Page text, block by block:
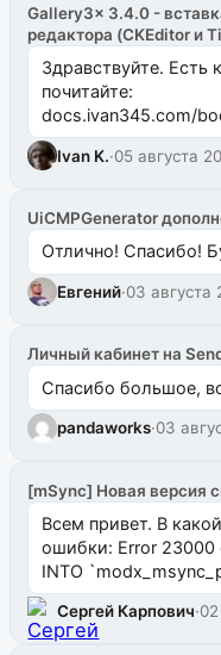
Gallery3x 3.4.0 -
редактора (CKEditor и
Здравствуйте. Есть
почитайте:
docs.ivan345.com/
ms2galleryphp
Ivan K.·05 августа
UiCMPGenerator
Отлично! Спасибо!
Евгений·03 августа
Личный кабинет на
Спасибо большое,
pandaworks·03
[mSync] Новая версия
Всем привет. В
ошибки: Error 23000
INTO
`uuid_1c`) VALUES ...
Сергей Карпович·